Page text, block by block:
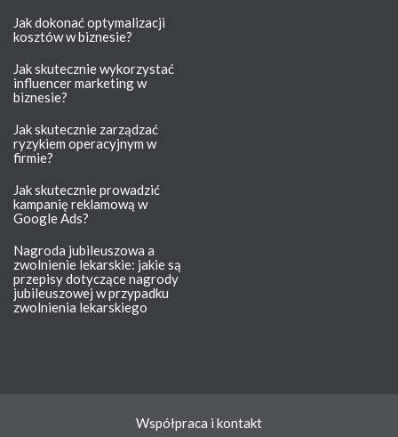
Jak dokonać optymalizacji
kosztów w biznesie?
Jak skutecznie wykorzystać
influencer marketing w
biznesie?
Jak skutecznie zarządzać
ryzykiem operacyjnym w
firmie?
Jak skutecznie prowadzić
kampanię reklamową w
Google Ads?
Nagroda jubileuszowa a
zwolnienie lekarskie: jakie są
przepisy dotyczące nagrody
jubileuszowej w przypadku
zwolnienia lekarskiego
Współpraca i kontakt